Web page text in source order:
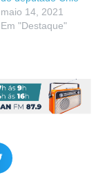
maio 14, 2021
Em "Destaque"